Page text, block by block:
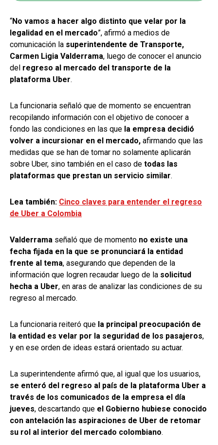
“No vamos a hacer algo distinto que velar por la
legalidad en el mercado”, afirmó a medios de
comunicación la superintendente de Transporte,
Carmen Ligia Valderrama, luego de conocer el anuncio
del regreso al mercado del transporte de la
plataforma Uber.
La funcionaria señaló que de momento se encuentran
recopilando información con el objetivo de conocer a
fondo las condiciones en las que la empresa decidió
volver a incursionar en el mercado, afirmando que las
medidas que se han de tomar no solamente aplicarán
sobre Uber, sino también en el caso de todas las
plataformas que prestan un servicio similar.
Lea también: Cinco claves para entender el regreso
de Uber a Colombia
Valderrama señaló que de momento no existe una
fecha fijada en la que se pronunciará la entidad
frente al tema, asegurando que dependen de la
información que logren recaudar luego de la solicitud
hecha a Uber, en aras de analizar las condiciones de su
regreso al mercado.
La funcionaria reiteró que la principal preocupación de
la entidad es velar por la seguridad de los pasajeros,
y en ese orden de ideas estará orientado su actuar.
La superintendente afirmó que, al igual que los usuarios,
se enteró del regreso al país de la plataforma Uber a
través de los comunicados de la empresa el día
jueves, descartando que el Gobierno hubiese conocido
con antelación las aspiraciones de Uber de retomar
su rol al interior del mercado colombiano.